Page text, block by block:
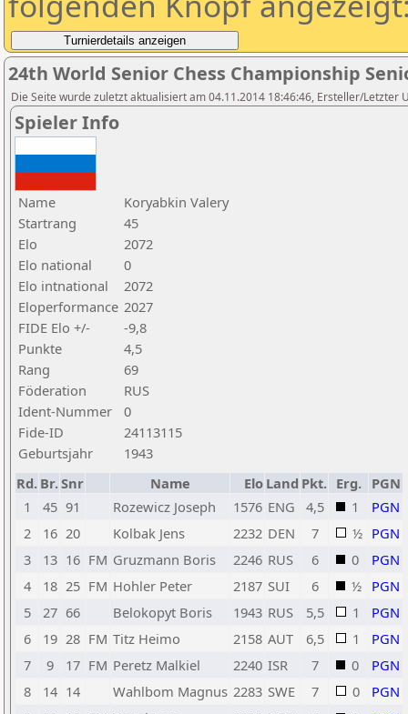
24th World Senior Chess Championship
Die Seite wurde zuletzt aktualisiert am 04.11.2014 18:46:46, Ersteller/Letzter
Spieler Info
Name
Koryabkin Valery
Startrang
45
Elo
2072
Elo national
0
Elo intnational
2072
Eloperformance 2027
FIDE Elo +/-
-9,8
Punkte
4,5
Rang
69
Föderation
RUS
Ident-Nummer
0
Fide-ID
24113115
Geburtsjahr
1943
Rd. Br.Snr Name Elo Land Pkt. Erg.
PGN
1
45 91 Rozewicz Joseph 1576 ENG 4,5 1
PGN
2
16 20 Kolbak Jens 2232 DEN 7 ½ PGN
3
13 16 FM Gruzmann Boris 2246 RUS 6 0
PGN
4
18 25 FM Hohler Peter 2187 SUI 6 ½ PGN
5
27 66 Belokopyt Boris 1943 RUS 5,5 1
PGN
6
19 28 FM Titz Heimo 2158 AUT 6,5 1
PGN
7
9 17 FM Peretz Malkiel 2240 ISR 7 0
PGN
8
14 14 Wahlbom Magnus 2283 SWE 7 0
PGN